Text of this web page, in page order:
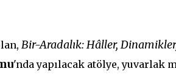
Bir-Aradalık: Hâller,
'nda yapılacak atölye, yuvarlak